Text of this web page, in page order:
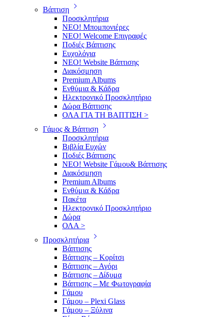
Βάπτιση
Προσκλητήρια
ΝΕΟ! Μπομπονιέρες
NEO! Welcome Επιγραφές
Ποδιές Βάπτισης
Ευχολόγια
ΝΕΟ! Website Βάπτισης
Διακόσμηση
Premium Albums
Ενθύμια & Κάδρα
Ηλεκτρονικό Προσκλητήριο
Δώρα Βάπτισης
ΟΛΑ ΓΙΑ ΤΗ ΒΑΠΤΙΣΗ >
Γάμος & Βάπτιση
Προσκλητήρια
Βιβλία Ευχών
Ποδιές Βάπτισης
ΝΕΟ! Website Γάμου& Βάπτισης
Διακόσμηση
Premium Albums
Ενθύμια & Κάδρα
Πακέτα
Ηλεκτρονικό Προσκλητήριο
Δώρα
ΟΛΑ >
Προσκλητήρια
Βάπτισης
Βάπτισης – Κορίτσι
Βάπτισης – Αγόρι
Βάπτισης – Δίδυμα
Βάπτισης – Με Φωτογραφία
Γάμου
Γάμου – Plexi Glass
Γάμου – Ξύλινα